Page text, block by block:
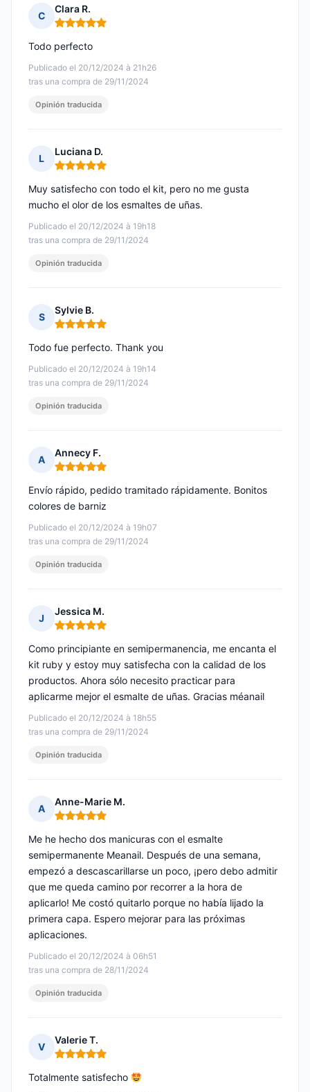
C
Clara R.
Nota: 5 de 5
Publicado el 20/12/2024 à 21h26
tras una compra de 29/11/2024
Todo perfecto
Opinión traducida
L
Luciana D.
Nota: 5 de 5
Publicado el 20/12/2024 à 19h18
tras una compra de 29/11/2024
Muy satisfecho con todo el kit, pero no me gusta
mucho el olor de los esmaltes de uñas.
Opinión traducida
S
Sylvie B.
Nota: 5 de 5
Publicado el 20/12/2024 à 19h14
tras una compra de 29/11/2024
Todo fue perfecto. Thank you
Opinión traducida
A
Annecy F.
Nota: 5 de 5
Publicado el 20/12/2024 à 19h07
tras una compra de 29/11/2024
Envío rápido, pedido tramitado rápidamente. Bonitos
colores de barniz
Opinión traducida
J
Jessica M.
Nota: 5 de 5
Publicado el 20/12/2024 à 18h55
tras una compra de 29/11/2024
Como principiante en semipermanencia, me encanta el
kit ruby y estoy muy satisfecha con la calidad de los
productos. Ahora sólo necesito practicar para
aplicarme mejor el esmalte de uñas. Gracias méanail
Opinión traducida
A
Anne-Marie M.
Nota: 5 de 5
Publicado el 20/12/2024 à 06h51
tras una compra de 28/11/2024
Me he hecho dos manicuras con el esmalte
semipermanente Meanail. Después de una semana,
empezó a descascarillarse un poco, ¡pero debo admitir
que me queda camino por recorrer a la hora de
aplicarlo! Me costó quitarlo porque no había lijado la
primera capa. Espero mejorar para las próximas
aplicaciones.
Opinión traducida
V
Valerie T.
Nota: 5 de 5
Totalmente satisfecho